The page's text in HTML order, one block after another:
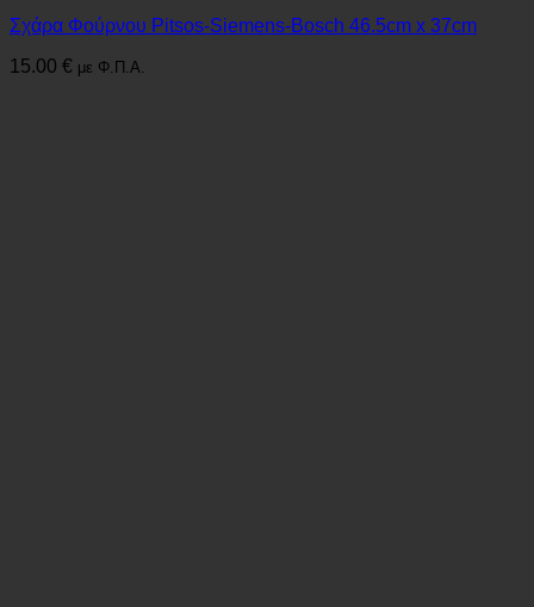
Σχάρα Φούρνου Pitsos-Siemens-Bosch 46.5cm x 37cm
15.00 € με Φ.Π.Α.